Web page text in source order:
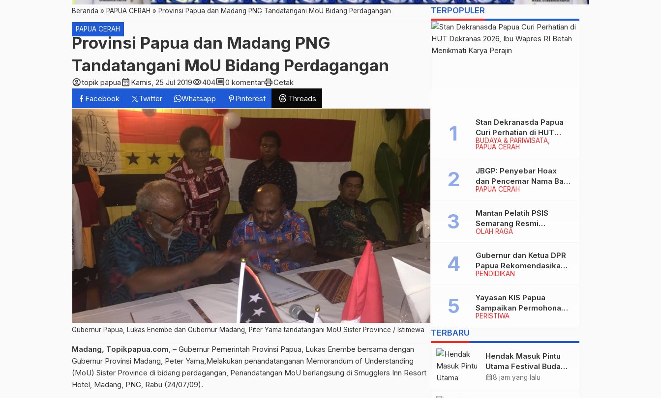
Beranda » PAPUA CERAH » Provinsi Papua dan Madang PNG Tandatangani MoU Bidang Perdagangan
PAPUA CERAH
Provinsi Papua dan Madang PNG
Tandatangani MoU Bidang Perdagangan
account_circletopik papuacalendar_month Kamis, 25 Jul 2019visibility404comment0 komentarprintCetak
Facebook
Twitter Whatsapp Pinterest Threads
Gubernur Papua, Lukas Enembe dan Gubernur Madang, Piter Yama tandatangani MoU Sister Province / Istimewa
Madang, Topikpapua.com, – Gubernur Pemerintah Provinsi Papua, Lukas Enembe bersama dengan
Gubernur Provinsi Madang, Peter Yama,Melakukan penandatanganan Memorandum of Understanding
(MoU) Sister Province di bidang perdagangan, Penandatangan MoU berlangsung di Smugglers Inn Resort
Hotel, Madang, PNG, Rabu (24/07/09).
TERPOPULER
BUDAYA & PARIWISATA
PAPUA CERAH
Stan Dekranasda Papua
Curi Perhatian di HUT
Dekranas 2026, Ibu
PAPUA CERAH
JBGP: Penyebar Hoax
dan Pencemar Nama Baik
Gubernur Papua Siap
Hukum!
OLAH RAGA
Mantan Pelatih PSIS
Semarang Resmi
Nakhodahi Persipura
PENDIDIKAN
Gubernur dan Ketua DPR
Papua Rekomendasikan
Ade Yamin Jabat Rektor
periode 2026–2030
PERISTIWA
Yayasan KIS Papua
Sampaikan Permohonan
Maaf dan Siap Tanggung
Keracunan MBG di
TERBARU
Hendak Masuk Pintu
Utama Festival Budaya
Lembah Baliem, Dua
calendar_month8 jam yang lalu